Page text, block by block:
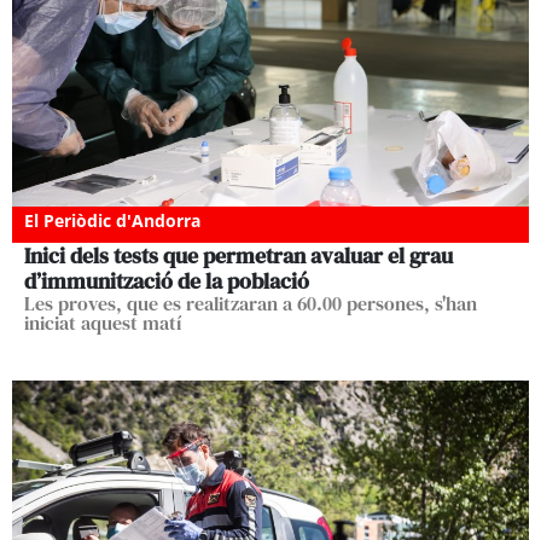
El Periòdic d'Andorra
Inici dels tests que permetran avaluar el grau
d’immunització de la població
Les proves, que es realitzaran a 60.00 persones, s'han
iniciat aquest matí